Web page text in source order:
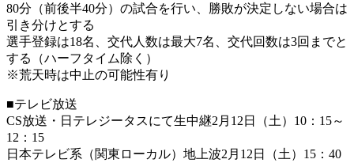
80分（前後半40分）の試合を行い、勝敗が決定しない場合は
引き分けとする
選手登録は18名、交代人数は最大7名、交代回数は3回までと
する（ハーフタイム除く）
※荒天時は中止の可能性有り
■テレビ放送
CS放送・日テレジータスにて生中継2月12日（土）10：15～
12：15
日本テレビ系（関東ローカル）地上波2月12日（土）15：40